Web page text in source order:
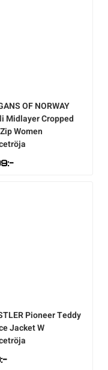
OF NORWAY
Midlayer Cropped
Women
:-
Pioneer Teddy
Jacket W
:-